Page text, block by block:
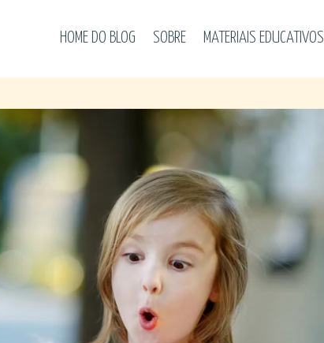
HOME DO BLOG SOBRE MATERIAIS EDUCATIVOS